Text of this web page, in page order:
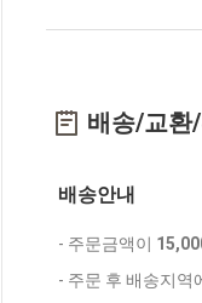
배송/교환
배송안내
- 주문금액이
- 주문 후 배송지역